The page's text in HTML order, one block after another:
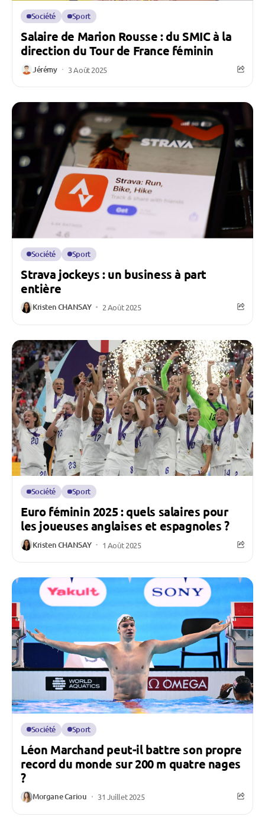
Société Sport
Salaire de Marion Rousse : du SMIC à la
direction du Tour de France féminin
Jérémy 3 Août 2025
Société Sport
Strava jockeys : un business à part
entière
Kristen CHANSAY 2 Août 2025
Société Sport
Euro féminin 2025 : quels salaires pour
les joueuses anglaises et espagnoles ?
Kristen CHANSAY 1 Août 2025
Société Sport
Léon Marchand peut-il battre son propre
record du monde sur 200 m quatre nages
?
Morgane Cariou 31 Juillet 2025